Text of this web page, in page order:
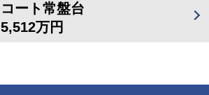
コート常盤台
5,512万円